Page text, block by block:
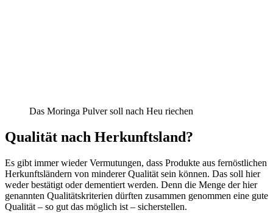
Das Moringa Pulver soll nach Heu riechen
Qualität nach Herkunftsland?
Es gibt immer wieder Vermutungen, dass Produkte aus fernöstlichen
Herkunftsländern von minderer Qualität sein können. Das soll hier
weder bestätigt oder dementiert werden. Denn die Menge der hier
genannten Qualitätskriterien dürften zusammen genommen eine gute
Qualität – so gut das möglich ist – sicherstellen.